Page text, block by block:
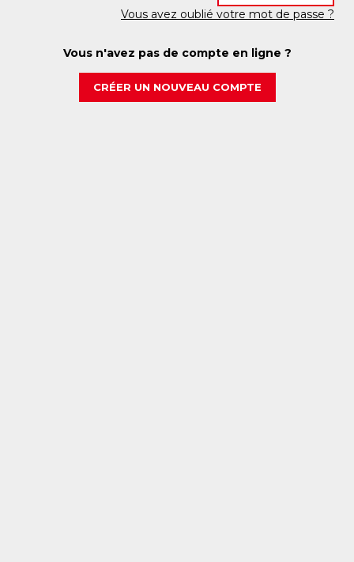
Vous avez oublié votre mot de passe ?
Vous n'avez pas de compte en ligne ?
CRÉER UN NOUVEAU COMPTE